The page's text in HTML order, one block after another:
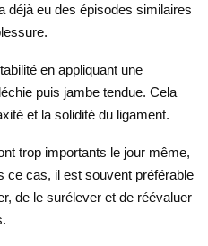
déjà eu des épisodes similaires
en appliquant une
puis jambe tendue. Cela
et la solidité du ligament.
trop importants le jour même,
ce cas, il est souvent préférable
de le surélever et de réévaluer